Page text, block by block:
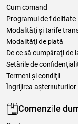
Cum comand
Programul de fidelitate
Modalităţi şi tarife
Modalităţi de plată
De ce să cumpăraţi de
Setările de
Termeni şi condiţii
Îngrijirea așternuturilor
Comenzile